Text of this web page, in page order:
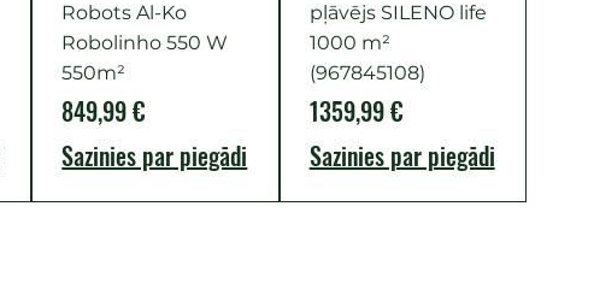
Robots Al-Ko
Robolinho 550 W
550m²
Cena
849,99 €
Sazinies par piegādi
pļāvējs SILENO life
1000 m²
(967845108)
Cena
1359,99 €
Sazinies par piegādi